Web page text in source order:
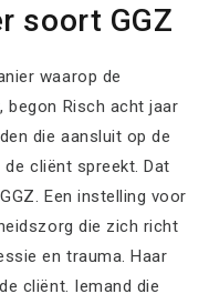
soort GGZ
waarop de
begon Risch acht jaar
die aansluit op de
cliënt spreekt. Dat
Een instelling voor
die zich richt
en trauma. Haar
cliënt. Iemand die